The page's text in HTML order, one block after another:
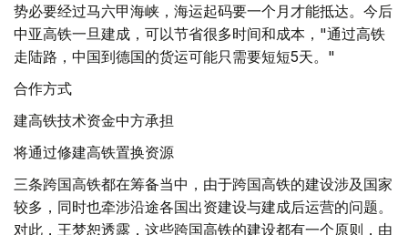
势必要经过马六甲海峡，海运起码要一个月才能抵达。今后
中亚高铁一旦建成，可以节省很多时间和成本，"通过高铁
走陆路，中国到德国的货运可能只需要短短5天。"
合作方式
建高铁技术资金中方承担
将通过修建高铁置换资源
三条跨国高铁都在筹备当中，由于跨国高铁的建设涉及国家
较多，同时也牵涉沿途各国出资建设与建成后运营的问题。
对此，王梦恕透露，这些跨国高铁的建设都有一个原则，由